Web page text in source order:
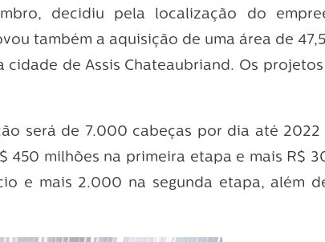
decidiu pela localização do
também a aquisição de uma área de
cidade de Assis Chateaubriand. Os
será de 7.000 cabeças por dia até
450 milhões na primeira etapa e mais R$
e mais 2.000 na segunda etapa, além